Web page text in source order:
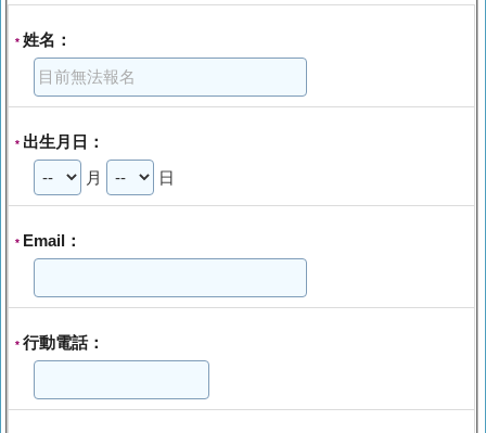
* 姓名：
* 出生月日：
月 日
* Email：
* 行動電話：